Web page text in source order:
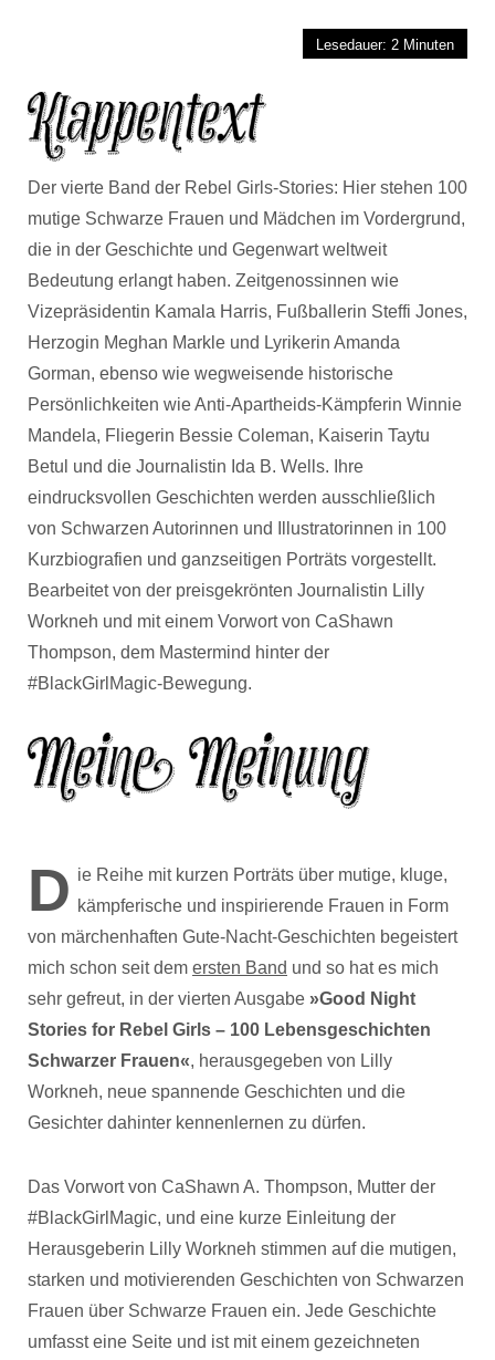
Lesedauer: 2 Minuten
Der vierte Band der Rebel Girls-Stories: Hier stehen 100
mutige Schwarze Frauen und Mädchen im Vordergrund,
die in der Geschichte und Gegenwart weltweit
Bedeutung erlangt haben. Zeitgenossinnen wie
Vizepräsidentin Kamala Harris, Fußballerin Steffi Jones,
Herzogin Meghan Markle und Lyrikerin Amanda
Gorman, ebenso wie wegweisende historische
Persönlichkeiten wie Anti-Apartheids-Kämpferin Winnie
Mandela, Fliegerin Bessie Coleman, Kaiserin Taytu
Betul und die Journalistin Ida B. Wells. Ihre
eindrucksvollen Geschichten werden ausschließlich
von Schwarzen Autorinnen und Illustratorinnen in 100
Kurzbiografien und ganzseitigen Porträts vorgestellt.
Bearbeitet von der preisgekrönten Journalistin Lilly
Workneh und mit einem Vorwort von CaShawn
Thompson, dem Mastermind hinter der
#BlackGirlMagic-Bewegung.
D ie Reihe mit kurzen Porträts über mutige, kluge,
kämpferische und inspirierende Frauen in Form
von märchenhaften Gute-Nacht-Geschichten begeistert
mich schon seit dem ersten Band und so hat es mich
sehr gefreut, in der vierten Ausgabe »Good Night
Stories for Rebel Girls – 100 Lebensgeschichten
Schwarzer Frauen«, herausgegeben von Lilly
Workneh, neue spannende Geschichten und die
Gesichter dahinter kennenlernen zu dürfen.
Das Vorwort von CaShawn A. Thompson, Mutter der
#BlackGirlMagic, und eine kurze Einleitung der
Herausgeberin Lilly Workneh stimmen auf die mutigen,
starken und motivierenden Geschichten von Schwarzen
Frauen über Schwarze Frauen ein. Jede Geschichte
umfasst eine Seite und ist mit einem gezeichneten